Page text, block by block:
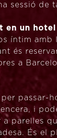
sessió de
en un hotel
íntim amb
és
a
passar-
i
a parelles
És el